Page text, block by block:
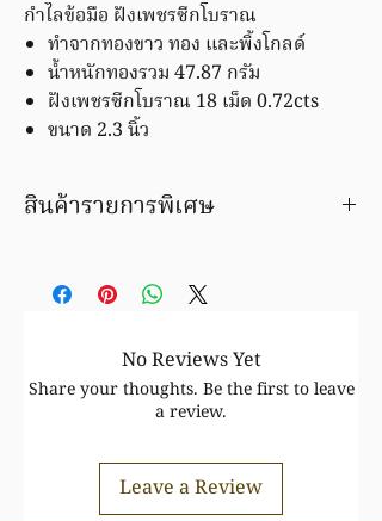
กำไลข้อมือ ฝังเพชรซีกโบราณ
ทำจากทองขาว ทอง และพิ้งโกลด์
น้ำหนักทองรวม 47.87 กรัม
ฝังเพชรซีกโบราณ 18 เม็ด 0.72cts
ขนาด 2.3 นิ้ว
สินค้ารายการพิเศษ
ต้นมะขามช่างทอง
ขายราคาพิเศษ
ติดต่อกลับเพื่อยืนยันราคาอีกครั้ง
มีของต้องการขาย? ติดต่อเรา โทร 081-684-
No Reviews Yet
Share your thoughts. Be the first to leave
a review.
Leave a Review